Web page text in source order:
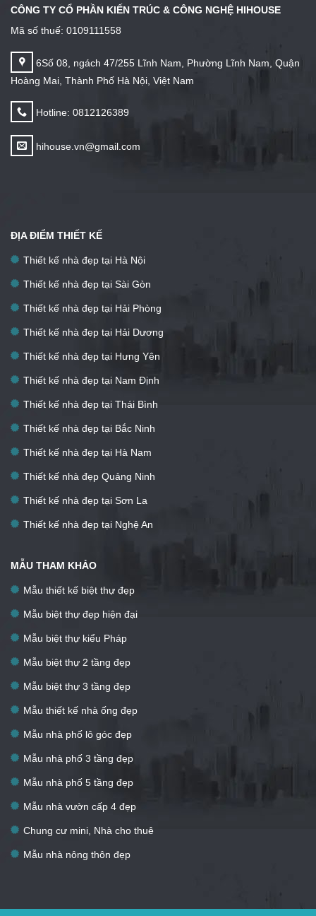
CÔNG TY CỔ PHẦN KIẾN TRÚC & CÔNG NGHỆ HIHOUSE
Mã số thuế: 0109111558
6Số 08, ngách 47/255 Lĩnh Nam, Phường Lĩnh Nam, Quận
Hoàng Mai, Thành Phố Hà Nội, Việt Nam
Hotline: 0812126389
hihouse.vn@gmail.com
ĐỊA ĐIỂM THIẾT KẾ
Thiết kế nhà đẹp tại Hà Nội
Thiết kế nhà đẹp tại Sài Gòn
Thiết kế nhà đẹp tại Hải Phòng
Thiết kế nhà đẹp tại Hải Dương
Thiết kế nhà đẹp tại Hưng Yên
Thiết kế nhà đẹp tại Nam Định
Thiết kế nhà đẹp tại Thái Bình
Thiết kế nhà đẹp tại Bắc Ninh
Thiết kế nhà đẹp tại Hà Nam
Thiết kế nhà đẹp Quảng Ninh
Thiết kế nhà đẹp tại Sơn La
Thiết kế nhà đẹp tại Nghệ An
MẪU THAM KHẢO
Mẫu thiết kế biệt thự đẹp
Mẫu biệt thự đẹp hiện đại
Mẫu biệt thự kiểu Pháp
Mẫu biệt thự 2 tầng đẹp
Mẫu biệt thự 3 tầng đẹp
Mẫu thiết kế nhà ống đẹp
Mẫu nhà phố lô góc đẹp
Mẫu nhà phố 3 tầng đẹp
Mẫu nhà phố 5 tầng đẹp
Mẫu nhà vườn cấp 4 đẹp
Chung cư mini, Nhà cho thuê
Mẫu nhà nông thôn đẹp